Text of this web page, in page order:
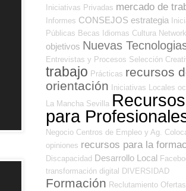
Iniciativas Privadas mercado de
Informes CONSEJOS estrategia
Públicas Becas Idiomas Cultura
objetivos Nuevas
Entrevistas y Procesos Selección
trabajo Prácticas recursos
orientación
Iniciativas Locales
La Mancha Sevilla Recursos
para
Negocio Centros de Empleo y Ag.
opiniones recursos para la
Discapacidad Desarrollo Local
transformación digital
DIVERSIDAD
Formación Reclutamiento